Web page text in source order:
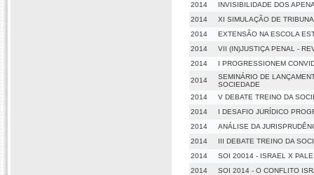
2014
INVISIBILIDADE DOS
2014
XI SIMULAÇÃO DE
2014
EXTENSÃO NA ESCOLA
2014
VII (IN)JUSTIÇA PENAL -
2014
I PROGRESSIONEM
2014
SEMINÁRIO DE
SOCIEDADE
2014
V DEBATE TREINO DA
2014
I DESAFIO JURÍDICO
2014
ANÁLISE DA
2014
III DEBATE TREINO DA
2014
SOI 20014 - ISRAEL X
2014
SOI 2014 - O CONFLITO